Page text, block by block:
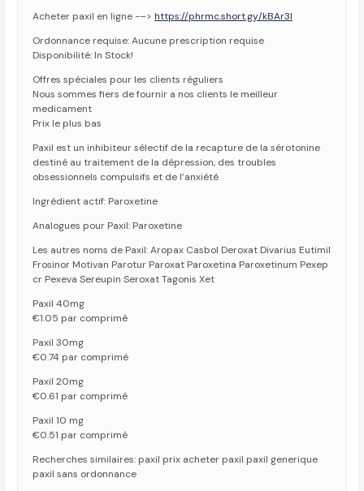
Acheter paxil en ligne -–>https://phrmc.short.gy/kBAr3l
Ordonnance requise: Aucune prescription requise
Disponibilité: In Stock!
Offres spéciales pour les clients réguliers
Nous sommes fiers de fournir a nos clients le meilleur
medicament
Prix le plus bas
Paxil est un inhibiteur sélectif de la recapture de la sérotonine
destiné au traitement de la dépression, des troubles
obsessionnels compulsifs et de l’anxiété
Ingrédient actif: Paroxetine
Analogues pour Paxil: Paroxetine
Les autres noms de Paxil: Aropax Casbol Deroxat Divarius Eutimil
Frosinor Motivan Parotur Paroxat Paroxetina Paroxetinum Pexep
cr Pexeva Sereupin Seroxat Tagonis Xet
Paxil 40mg
€1.05 par comprimé
Paxil 30mg
€0.74 par comprimé
Paxil 20mg
€0.61 par comprimé
Paxil 10 mg
€0.51 par comprimé
Recherches similaires: paxil prix acheter paxil paxil generique
paxil sans ordonnance